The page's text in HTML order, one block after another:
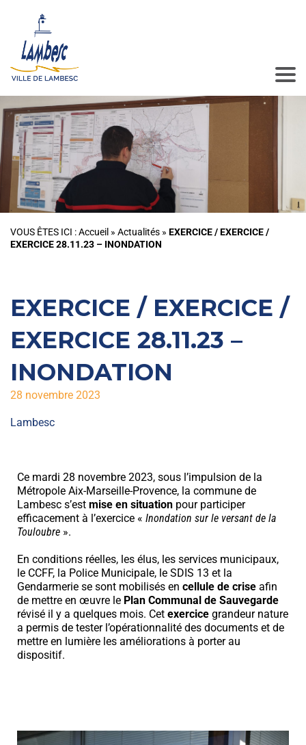
VOUS ÊTES ICI :Accueil » Actualités » EXERCICE / EXERCICE /
EXERCICE 28.11.23 – INONDATION
EXERCICE / EXERCICE /
EXERCICE 28.11.23 –
INONDATION
28 novembre 2023
Lambesc
Ce mardi 28 novembre 2023, sous l’impulsion de la
Métropole Aix-Marseille-Provence, la commune de
Lambesc s’est mise en situation pour participer
efficacement à l’exercice « Inondation sur le versant de la
Touloubre ».
En conditions réelles, les élus, les services municipaux,
le CCFF, la Police Municipale, le SDIS 13 et la
Gendarmerie se sont mobilisés en cellule de crise afin
de mettre en œuvre le Plan Communal de Sauvegarde
révisé il y a quelques mois. Cet exercice grandeur nature
a permis de tester l’opérationnalité des documents et de
mettre en lumière les améliorations à porter au
dispositif.